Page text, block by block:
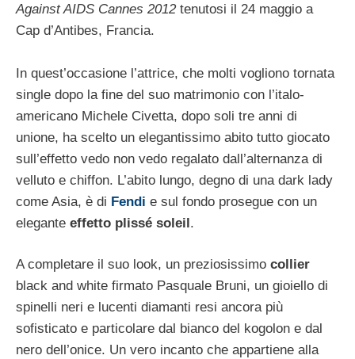
Against AIDS Cannes 2012tenutosi il 24 maggio a
Cap d’Antibes, Francia.
In quest’occasione l’attrice, che molti vogliono tornata
single dopo la fine del suo matrimonio con l’italo-
americano Michele Civetta, dopo soli tre anni di
unione, ha scelto un elegantissimo abito tutto giocato
sull’effetto vedo non vedo regalato dall’alternanza di
velluto e chiffon. L’abito lungo, degno di una dark lady
come Asia, è di Fendi e sul fondo prosegue con un
elegante effetto plissé soleil.
A completare il suo look, un preziosissimo collier
black and white firmato Pasquale Bruni, un gioiello di
spinelli neri e lucenti diamanti resi ancora più
sofisticato e particolare dal bianco del kogolon e dal
nero dell’onice. Un vero incanto che appartiene alla